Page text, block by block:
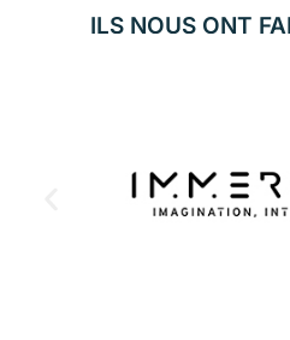
ILS NOUS ONT